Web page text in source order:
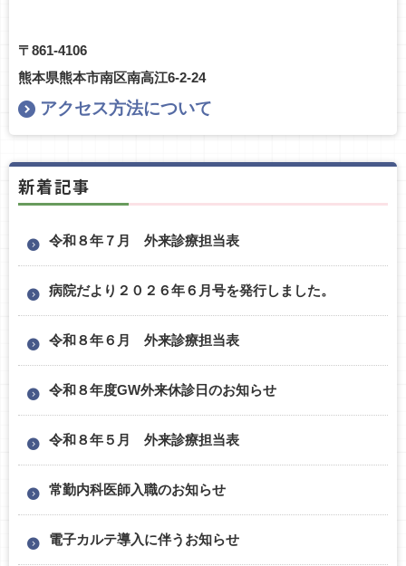
〒861-4106
熊本県熊本市南区南高江6-2-24
アクセス方法について
新着記事
令和８年７月 外来診療担当表
病院だより２０２６年６月号を発行しました。
令和８年６月 外来診療担当表
令和８年度GW外来休診日のお知らせ
令和８年５月 外来診療担当表
常勤内科医師入職のお知らせ
電子カルテ導入に伴うお知らせ